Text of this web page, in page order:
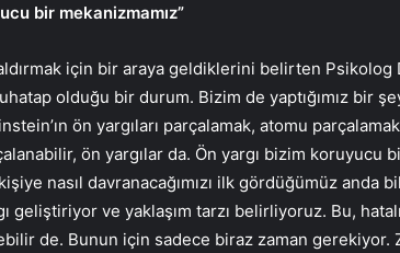
bir mekanizmamız”
için bir araya geldiklerini belirten Psikolog
olduğu bir durum. Bizim de yaptığımız bir
ön yargıları parçalamak, atomu
ön yargılar da. Ön yargı bizim koruyucu
nasıl davranacağımızı ilk gördüğümüz anda
geliştiriyor ve yaklaşım tarzı belirliyoruz. Bu,
de. Bunun için sadece biraz zaman gerekiyor.